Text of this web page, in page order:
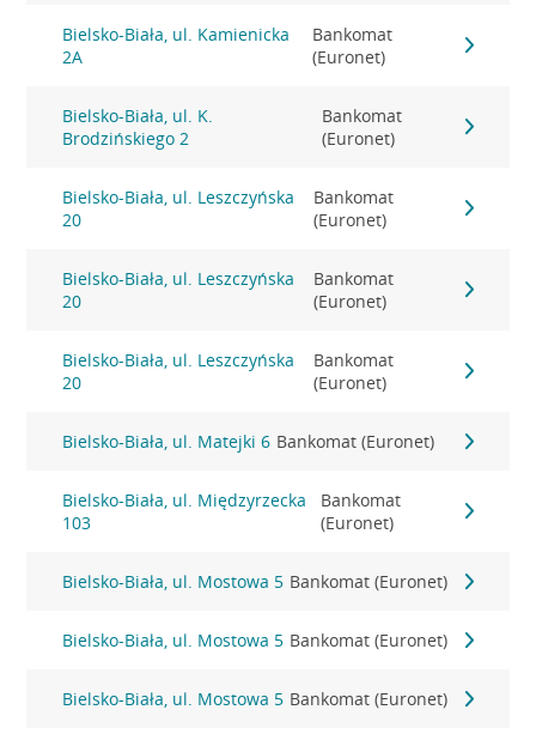
Bielsko-Biała, ul. Kamienicka
2A
Bankomat
(Euronet)
Bielsko-Biała, ul. K.
Brodzińskiego 2
Bankomat
(Euronet)
Bielsko-Biała, ul. Leszczyńska
20
Bankomat
(Euronet)
Bielsko-Biała, ul. Leszczyńska
20
Bankomat
(Euronet)
Bielsko-Biała, ul. Leszczyńska
20
Bankomat
(Euronet)
Bielsko-Biała, ul. Matejki 6 Bankomat (Euronet)
Bielsko-Biała, ul. Międzyrzecka
103
Bankomat
(Euronet)
Bielsko-Biała, ul. Mostowa 5 Bankomat (Euronet)
Bielsko-Biała, ul. Mostowa 5 Bankomat (Euronet)
Bielsko-Biała, ul. Mostowa 5 Bankomat (Euronet)